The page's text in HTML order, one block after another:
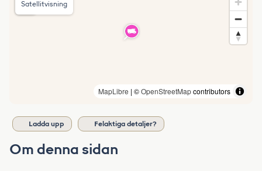
MapLibre | ©OpenStreetMapcontributors
Satellitvisning
Ladda upp Felaktiga detaljer?
Om denna sidan